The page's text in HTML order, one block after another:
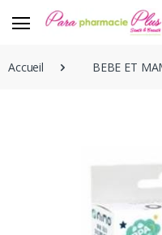
Accueil BEBE ET